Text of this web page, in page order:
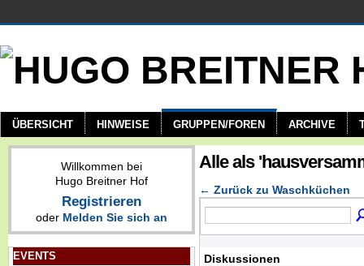
ÜBERSICHT HINWEISE GRUPPEN/FOREN ARCHIVE
Willkommen bei
Hugo Breitner Hof
Registrieren
oder Melden Sie sich an
EVENTS
Alle als
← Zurück zu Waschküchen
Diskussionen